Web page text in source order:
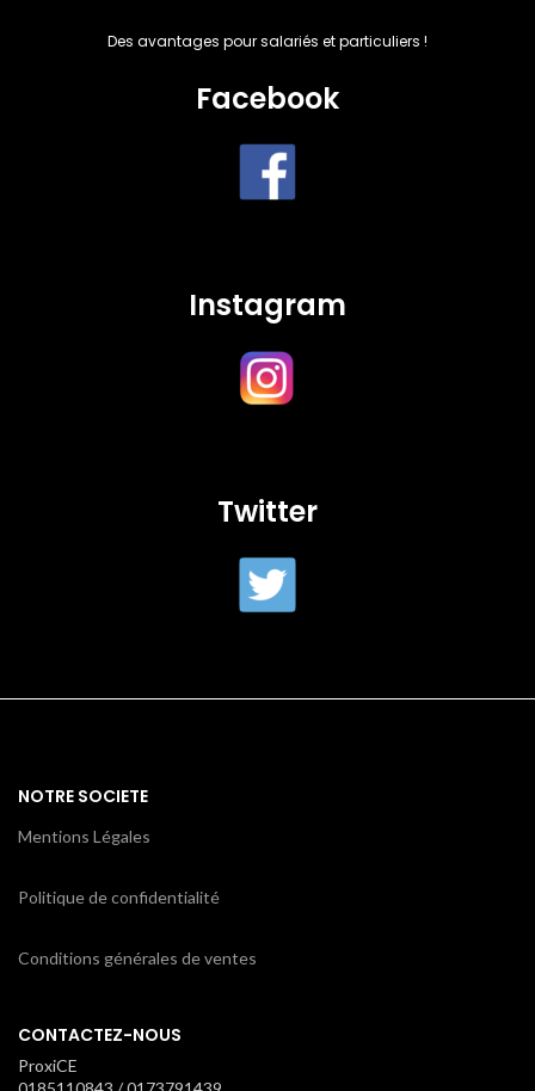
Des avantages pour salariés et particuliers !
Facebook
Instagram
Twitter
NOTRE SOCIETE
Mentions Légales
Politique de confidentialité
Conditions générales de ventes
CONTACTEZ-NOUS
ProxiCE